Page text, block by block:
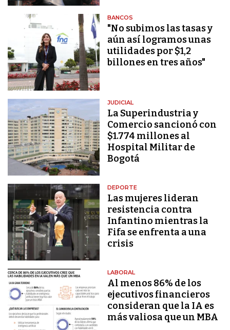
BANCOS
"No subimos las tasas y
aún así logramos unas
utilidades por $1,2
billones en tres años"
JUDICIAL
La Superindustria y
Comercio sancionó con
$1.774 millones al
Hospital Militar de
Bogotá
DEPORTE
Las mujeres lideran
resistencia contra
Infantino mientras la
Fifa se enfrenta a una
crisis
LABORAL
Al menos 86% de los
ejecutivos financieros
consideran que la IA es
más valiosa que un MBA